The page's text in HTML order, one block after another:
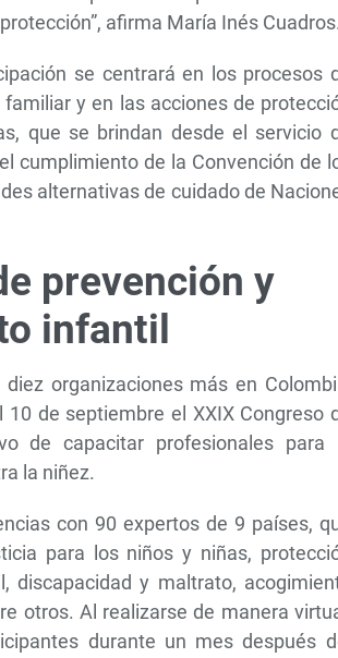
afirma María Inés Cuadros.
se centrará en los procesos
y en las acciones de
que se brindan desde el servicio
cumplimiento de la Convención de
alternativas de cuidado de
prevención y
infantil
organizaciones más en
de septiembre el XXIX Congreso
de capacitar profesionales para
la niñez.
con 90 expertos de 9 países,
para los niños y niñas,
discapacidad y maltrato,
otros. Al realizarse de manera
durante un mes después